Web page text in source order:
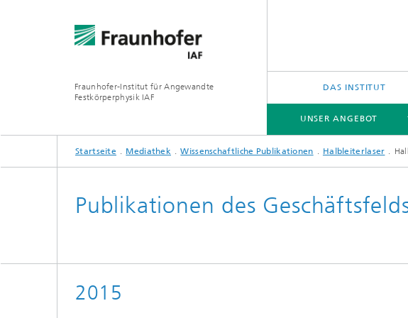
Fraunhofer-Institut für Angewandte
Festkörperphysik IAF
DAS INSTITUT
UNSER ANGEBOT
UNSER ANGEBOT
GaN-Hochfrequenzelektronik
UNSERE FORSCHUNG
ZUSAMMENARBEIT
JOBS | KARRIERE
Startseite Mediathek Wissenschaftliche Publikationen Halbleiterlaser
Publikationen des
2015